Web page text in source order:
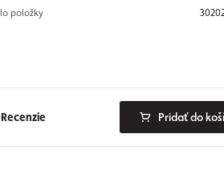
položky
Recenzie Pridať do